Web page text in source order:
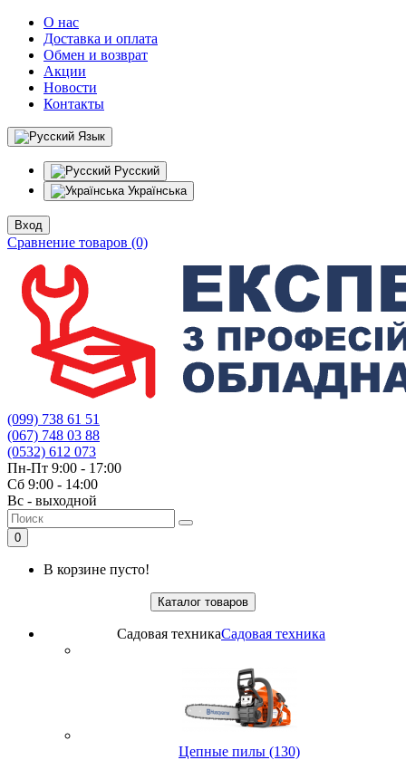
О нас
Доставка и оплата
Обмен и возврат
Акции
Новости
Контакты
Язык
Русский
Українська
Вход
Сравнение товаров (0)
(099) 738 61 51
(067) 748 03 88
(0532) 612 073
Пн-Пт 9:00 - 17:00
Сб 9:00 - 14:00
Вс - выходной
0
В корзине пусто!
Каталог товаров
Садовая техникаСадовая техника
Цепные пилы (130)